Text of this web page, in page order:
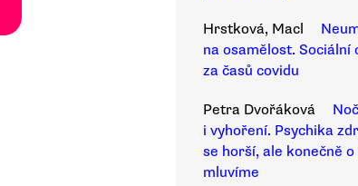
Hrstková, Macl
na osamělost. Sociální
za časů covidu
Petra Dvořáková
i vyhoření. Psychika
se horší, ale konečně o
mluvíme